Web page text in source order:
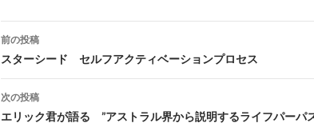
投
稿
ナ
ビ
前の投稿
スターシード セルフアクティベーションプロセス
次の投稿
エリック君が語る ”アストラル界から説明するライフパーパ